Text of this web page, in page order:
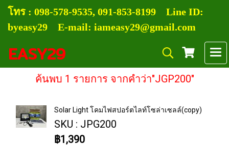
โทร : 098-578-9535, 091-853-8199 Line ID:
byeasy29 E-mail: iameasy29@gmail.com
EASY29
ค้นพบ 1 รายการ จากคำว่า"JGP200"
Solar Light โคมไฟสปอร์ตไลท์โซล่าเซลล์(copy)
SKU : JPG200
฿1,390